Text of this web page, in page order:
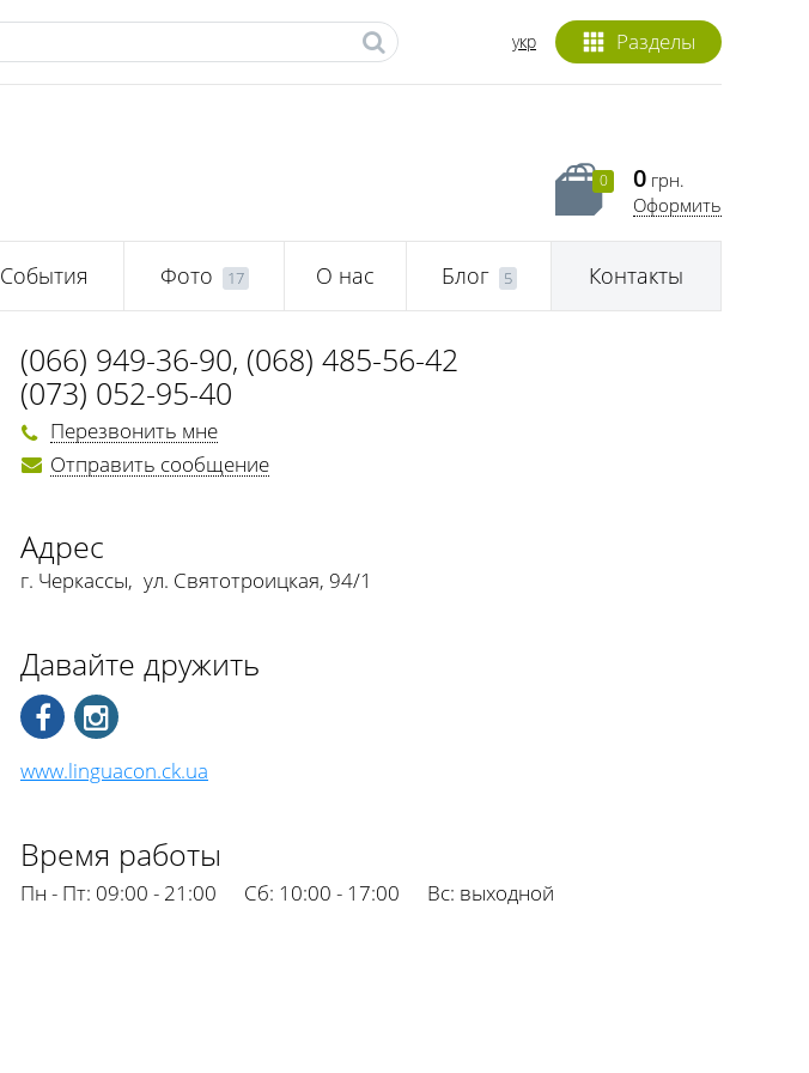
Разделы
укр
0 0 грн.
Оформить
События Фото 17 О нас Блог 5 Контакты
(066) 949-36-90, (068) 485-56-42
(073) 052-95-40
Перезвонить мне
Отправить сообщение
Адрес
г. Черкассы, ул. Святотроицкая, 94/1
Давайте дружить
www.linguacon.ck.ua
Время работы
Пн - Пт: 09:00 - 21:00 Сб: 10:00 - 17:00 Вс: выходной